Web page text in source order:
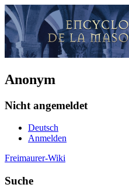
Anonym
Nicht angemeldet
Deutsch
Anmelden
Freimaurer-Wiki
Suche